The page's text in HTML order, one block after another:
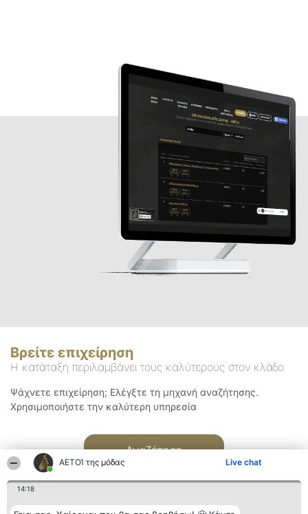
ΑΕΤΟΊ της μόδας Live chat
14:18
Βρείτε επιχείρηση
Η κατάταξη περιλαμβάνει τους καλύτερους στον κλάδο
Ψάχνετε επιχείρηση; Ελέγξτε τη μηχανή αναζήτησης.
Χρησιμοποιήστε την καλύτερη υπηρεσία
Αναζήτηση